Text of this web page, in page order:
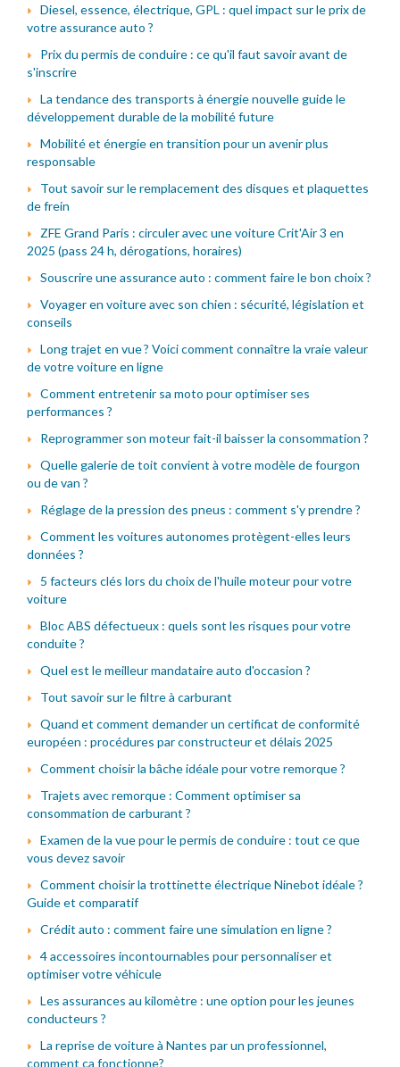
Diesel, essence, électrique, GPL : quel impact sur le prix de
votre assurance auto ?
Prix du permis de conduire : ce qu'il faut savoir avant de
s'inscrire
La tendance des transports à énergie nouvelle guide le
développement durable de la mobilité future
Mobilité et énergie en transition pour un avenir plus
responsable
Tout savoir sur le remplacement des disques et plaquettes
de frein
ZFE Grand Paris : circuler avec une voiture Crit'Air 3 en
2025 (pass 24 h, dérogations, horaires)
Souscrire une assurance auto : comment faire le bon choix ?
Voyager en voiture avec son chien : sécurité, législation et
conseils
Long trajet en vue ? Voici comment connaître la vraie valeur
de votre voiture en ligne
Comment entretenir sa moto pour optimiser ses
performances ?
Reprogrammer son moteur fait-il baisser la consommation ?
Quelle galerie de toit convient à votre modèle de fourgon
ou de van ?
Réglage de la pression des pneus : comment s'y prendre ?
Comment les voitures autonomes protègent-elles leurs
données ?
5 facteurs clés lors du choix de l'huile moteur pour votre
voiture
Bloc ABS défectueux : quels sont les risques pour votre
conduite ?
Quel est le meilleur mandataire auto d'occasion ?
Tout savoir sur le filtre à carburant
Quand et comment demander un certificat de conformité
européen : procédures par constructeur et délais 2025
Comment choisir la bâche idéale pour votre remorque ?
Trajets avec remorque : Comment optimiser sa
consommation de carburant ?
Examen de la vue pour le permis de conduire : tout ce que
vous devez savoir
Comment choisir la trottinette électrique Ninebot idéale ?
Guide et comparatif
Crédit auto : comment faire une simulation en ligne ?
4 accessoires incontournables pour personnaliser et
optimiser votre véhicule
Les assurances au kilomètre : une option pour les jeunes
conducteurs ?
La reprise de voiture à Nantes par un professionnel,
comment ça fonctionne?